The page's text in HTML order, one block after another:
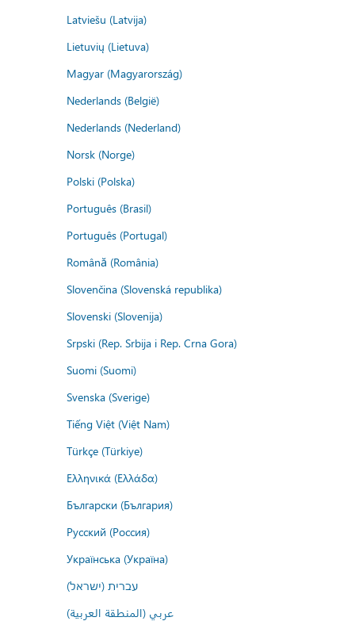
Latviešu (Latvija)
Lietuvių (Lietuva)
Magyar (Magyarország)
Nederlands (België)
Nederlands (Nederland)
Norsk (Norge)
Polski (Polska)
Português (Brasil)
Português (Portugal)
Română (România)
Slovenčina (Slovenská republika)
Slovenski (Slovenija)
Srpski (Rep. Srbija i Rep. Crna Gora)
Suomi (Suomi)
Svenska (Sverige)
Tiếng Việt (Việt Nam)
Türkçe (Türkiye)
Ελληνικά (Ελλάδα)
Български (България)
Русский (Россия)
Українська (Україна)
עברית (ישראל)
عربي (المنطقة العربية)